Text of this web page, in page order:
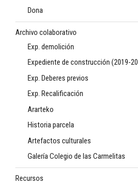
Dona
Archivo colaborativo
Exp. demolición
Expediente de construcción (2019-
Exp. Deberes previos
Exp. Recalificación
Ararteko
Historia parcela
Artefactos culturales
Galería Colegio de las Carmelitas
Recursos